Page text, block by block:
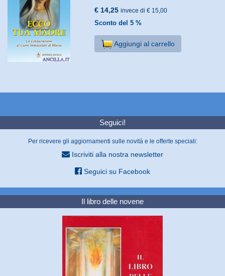
€ 14,25 invece di € 15,00
Sconto del 5 %
Aggiungi al carrello
Seguici!
Per ricevere gli aggiornamenti sulle novità e le offerte speciali:
Iscriviti alla nostra newsletter
Seguici su Facebook
Il libro delle novene